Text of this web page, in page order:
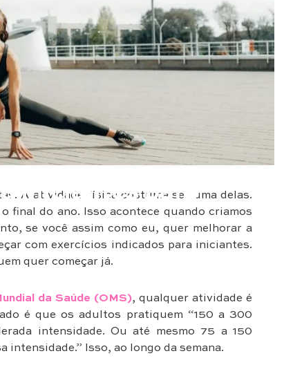
iniciantes para
A atividade física costuma ser uma delas.
final do ano. Isso acontece quando criamos
se você assim como eu, quer melhorar a
com exercícios indicados para iniciantes.
quer começar já.
da Saúde (OMS), qualquer atividade é
é que os adultos pratiquem “150 a 300
intensidade. Ou até mesmo 75 a 150
Isso, ao longo da semana.